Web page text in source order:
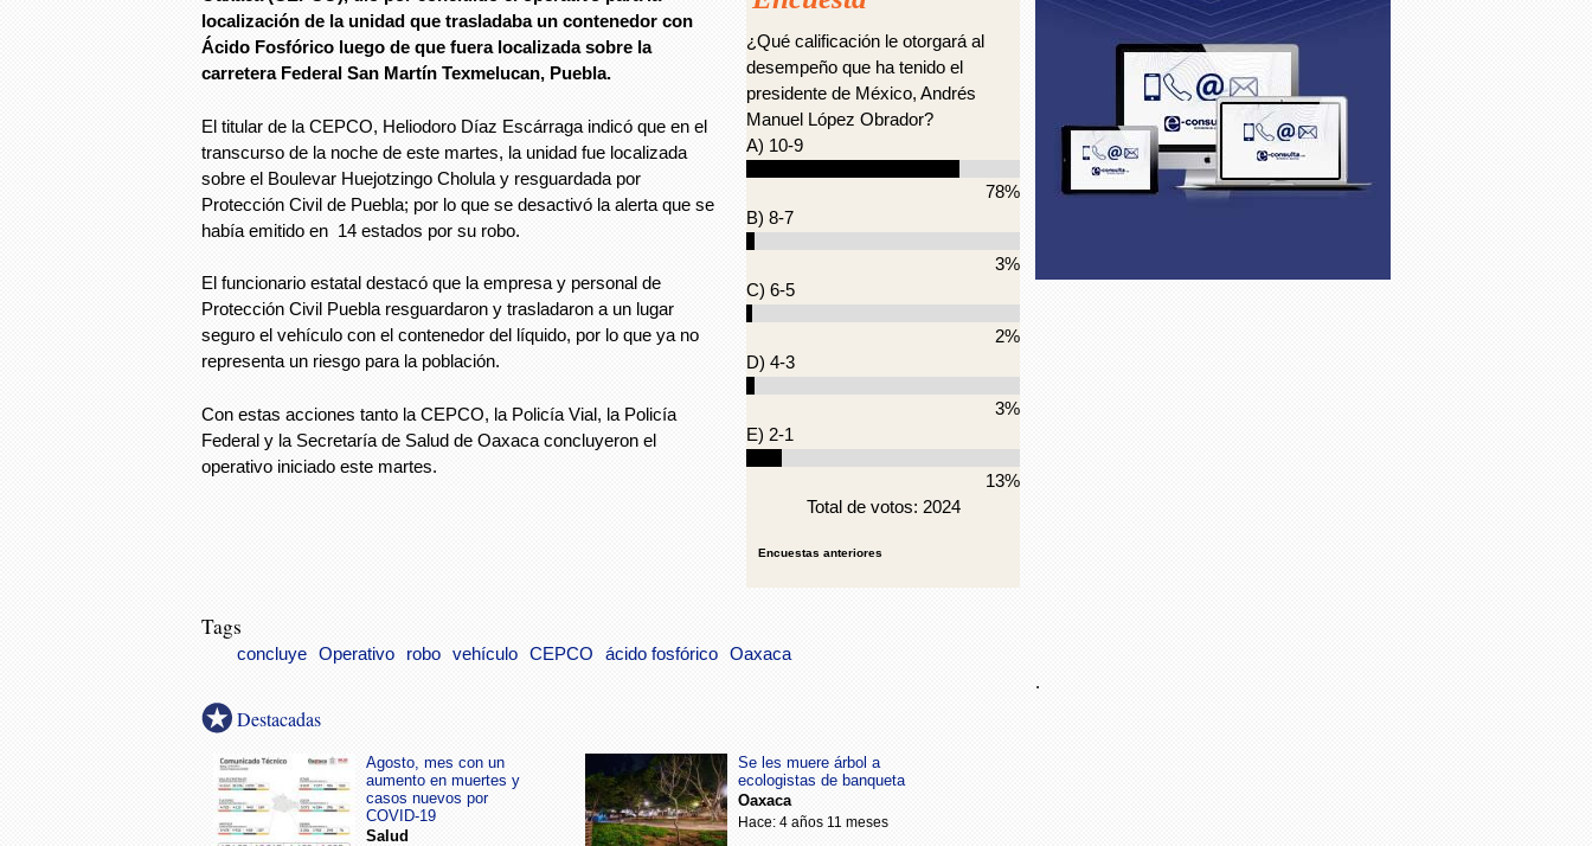
localización de la unidad que trasladaba un contenedor con
Ácido Fosfórico luego de que fuera localizada sobre la
carretera Federal San Martín Texmelucan, Puebla.
El titular de la CEPCO, Heliodoro Díaz Escárraga indicó que en el
transcurso de la noche de este martes, la unidad fue localizada
sobre el Boulevar Huejotzingo Cholula y resguardada por
Protección Civil de Puebla; por lo que se desactivó la alerta que se
había emitido en 14 estados por su robo.
El funcionario estatal destacó que la empresa y personal de
Protección Civil Puebla resguardaron y trasladaron a un lugar
seguro el vehículo con el contenedor del líquido, por lo que ya no
representa un riesgo para la población.
Con estas acciones tanto la CEPCO, la Policía Vial, la Policía
Federal y la Secretaría de Salud de Oaxaca concluyeron el
operativo iniciado este martes.
¿Qué calificación le otorgará al
desempeño que ha tenido el
presidente de México, Andrés
Manuel López Obrador?
A) 10-9
78%
B) 8-7
3%
C) 6-5
2%
D) 4-3
3%
E) 2-1
13%
Total de votos: 2024
Encuestas anteriores
Tags
concluye Operativo robo vehículo CEPCO ácido fosfórico Oaxaca
Destacadas
Agosto, mes con un
aumento en muertes y
casos nuevos por
COVID-19
Salud
Se les muere árbol a
ecologistas de banqueta
Oaxaca
Hace: 4 años 11 meses
.